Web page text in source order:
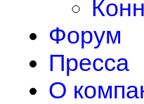
Форум
Пресса
О